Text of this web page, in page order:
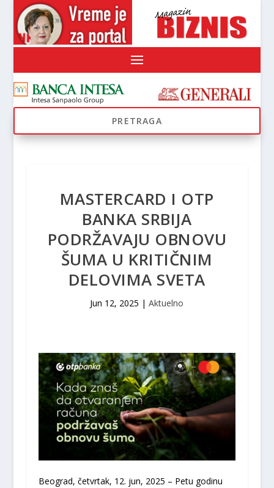
MASTERCARD I OTP
BANKA SRBIJA
PODRŽAVAJU OBNOVU
ŠUMA U KRITIČNIM
DELOVIMA SVETA
Jun 12, 2025 |Aktuelno
Beograd, četvrtak, 12. jun, 2025 – Petu godinu